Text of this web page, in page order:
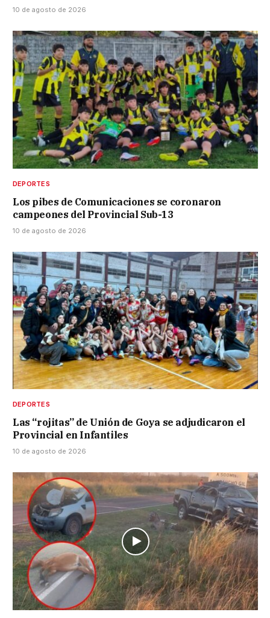
10 de agosto de 2026
DEPORTES
Los pibes de Comunicaciones se coronaron
campeones del Provincial Sub-13
10 de agosto de 2026
DEPORTES
Las “rojitas” de Unión de Goya se adjudicaron el
Provincial en Infantiles
10 de agosto de 2026